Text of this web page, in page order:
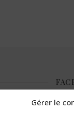
Gérer le